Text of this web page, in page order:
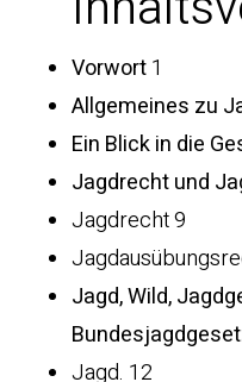
Vorwort1
Allgemeines zu
Ein Blick in die
Jagdrecht und
Jagdrecht 9
Jagd, Wild,
Jagd. 12